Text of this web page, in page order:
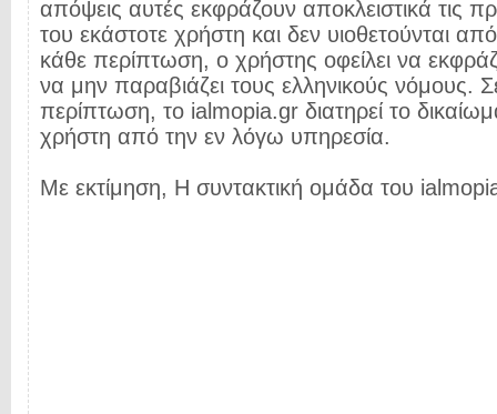
απόψεις αυτές εκφράζουν αποκλειστικά τις
του εκάστοτε χρήστη και δεν υιοθετούνται
κάθε περίπτωση, ο χρήστης οφείλει να
να μην παραβιάζει τους ελληνικούς νόμους.
περίπτωση, το ialmopia.gr διατηρεί το
χρήστη από την εν λόγω υπηρεσία.
Με εκτίμηση, Η συντακτική ομάδα του